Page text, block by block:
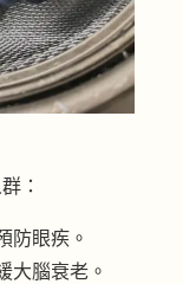
：
防眼疾。
大腦衰老。